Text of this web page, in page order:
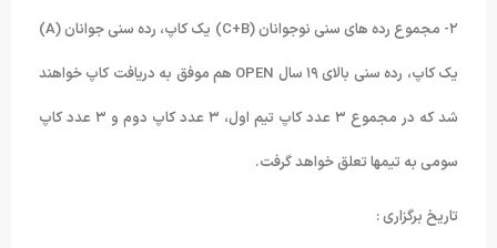
۲- مجموع رده های سنی نوجوانان (C+B) یک کاپ، رده سنی جوانان (A)
یک کاپ، رده سنی بالای ۱۹ سال OPEN هم موفق به دریافت کاپ خواهند
شد که در مجموع ۳ عدد کاپ تیم اول، ۳ عدد کاپ دوم و ۳ عدد کاپ
سومی به تیمها تعلق خواهد گرفت.
تاریخ برگزاری :